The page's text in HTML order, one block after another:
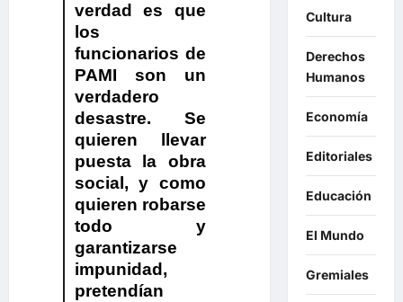
verdad es que
los
funcionarios de
PAMI son un
verdadero
desastre. Se
quieren llevar
puesta la obra
social, y como
quieren robarse
todo y
garantizarse
impunidad,
pretendían
Cultura
Derechos
Humanos
Economía
Editoriales
Educación
El Mundo
Gremiales